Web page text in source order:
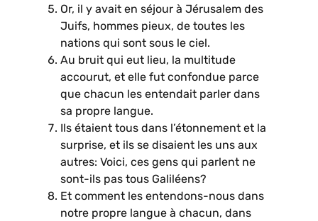
Or, il y avait en séjour à Jérusalem des
Juifs, hommes pieux, de toutes les
nations qui sont sous le ciel.
Au bruit qui eut lieu, la multitude
accourut, et elle fut confondue parce
que chacun les entendait parler dans
sa propre langue.
Ils étaient tous dans l’étonnement et la
surprise, et ils se disaient les uns aux
autres: Voici, ces gens qui parlent ne
sont-ils pas tous Galiléens?
Et comment les entendons-nous dans
notre propre langue à chacun, dans